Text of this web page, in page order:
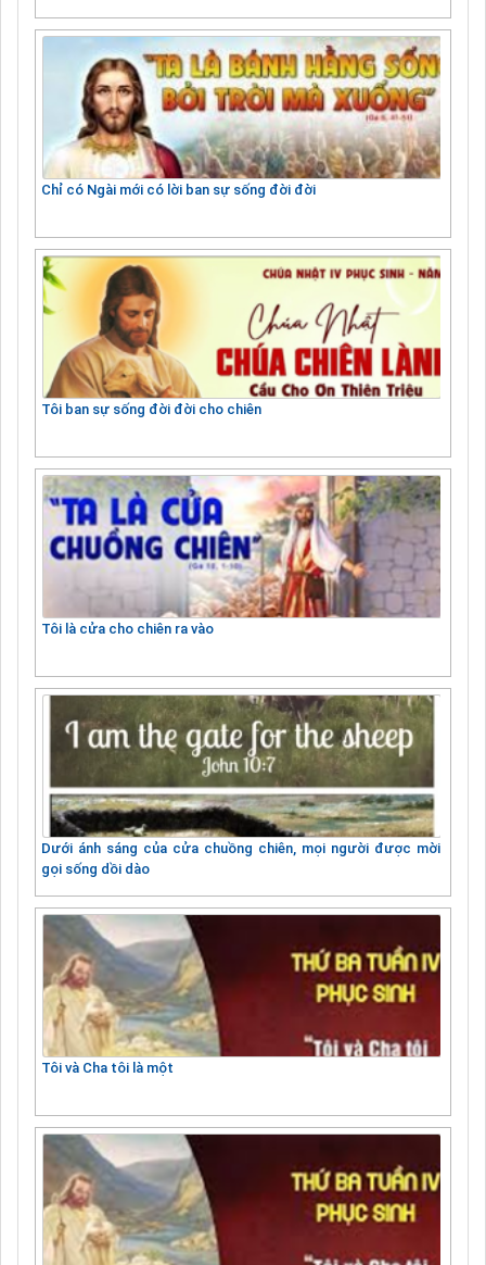
Chỉ có Ngài mới có lời ban sự sống đời đời
Tôi ban sự sống đời đời cho chiên
Tôi là cửa cho chiên ra vào
Dưới ánh sáng của cửa chuồng chiên, mọi người được mời
gọi sống dồi dào
Tôi và Cha tôi là một